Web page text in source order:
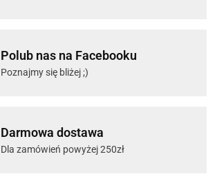
Polub nas na Facebooku
Poznajmy się bliżej ;)
Darmowa dostawa
Dla zamówień powyżej 250zł